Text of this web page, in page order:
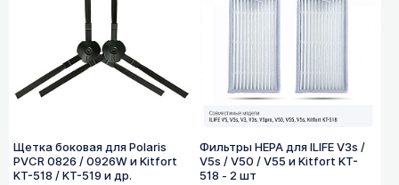
Щетка боковая для Polaris
PVCR 0826 / 0926W и Kitfort
KT-518 / KT-519 и др.
Фильтры HEPA для ILIFE V3s /
V5s / V50 / V55 и Kitfort KT-
518 - 2 шт